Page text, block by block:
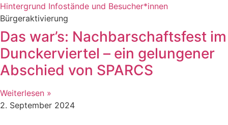
Bürgeraktivierung
Das war’s: Nachbarschaftsfest im
Dunckerviertel – ein gelungener
Abschied von SPARCS
Weiterlesen »
2. September 2024